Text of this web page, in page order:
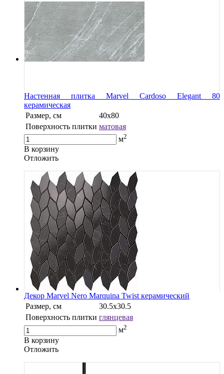
Настенная плитка Marvel Cardoso Elegant 80
керамическая
Размер, см
40х80
Поверхность плитки матовая
м2
В корзину
Oтложить
Декор Marvel Nero Marquina Twist керамический
Размер, см
30.5х30.5
Поверхность плитки глянцевая
м2
В корзину
Oтложить